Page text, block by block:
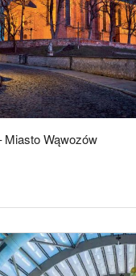
Miasto Wąwozów